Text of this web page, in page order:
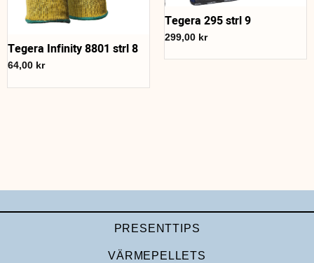
Tegera Infinity 8801 strl 8
64,00 kr
Tegera 295 strl 9
299,00 kr
PRESENTTIPS
VÄRMEPELLETS